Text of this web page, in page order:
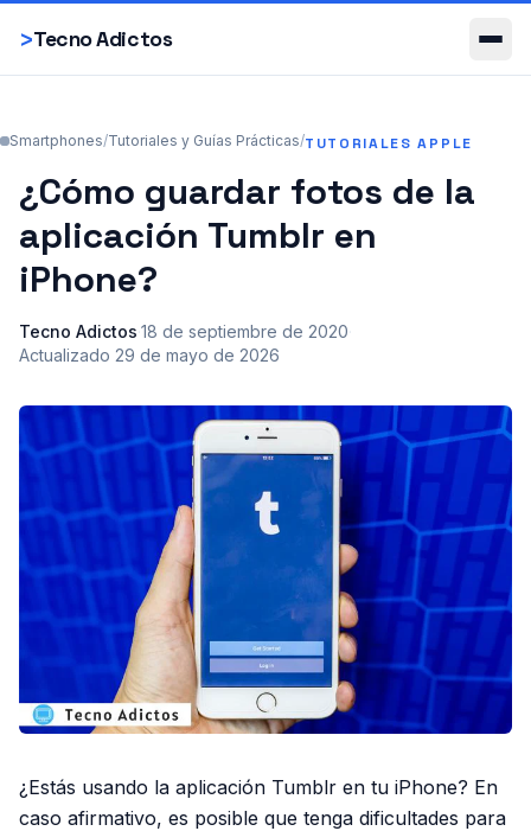
>Tecno Adictos
Smartphones
Smartphones/Tutoriales y Guías Prácticas/TUTORIALES APPLE
¿Cómo guardar fotos de la
aplicación Tumblr en
iPhone?
Tecno Adictos·18 de septiembre de 2020·
Actualizado 29 de mayo de 2026
¿Estás usando la aplicación Tumblr en tu iPhone? En
caso afirmativo, es posible que tenga dificultades para